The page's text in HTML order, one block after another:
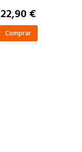
22,90 €
Comprar